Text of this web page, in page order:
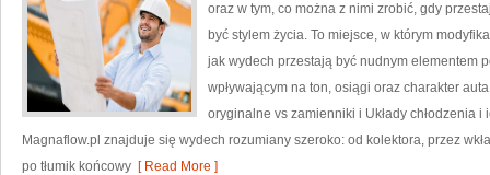
oraz w tym, co można z nimi zrobić, gdy
być stylem życia. To miejsce, w którym
jak wydech przestają być nudnym elementem
wpływającym na ton, osiągi oraz charakter
oryginalne vs zamienniki i Układy chłodzenia
Magnaflow.pl znajduje się wydech rozumiany szeroko: od kolektora, przez
po tłumik końcowy [ Read More ]